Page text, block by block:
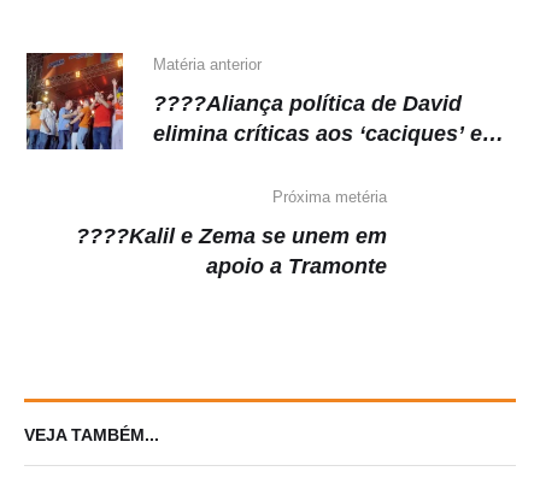
Matéria anterior
????Aliança política de David
elimina críticas aos ‘caciques’ e
Próxima metéria
????Kalil e Zema se unem em
apoio a Tramonte
VEJA TAMBÉM...